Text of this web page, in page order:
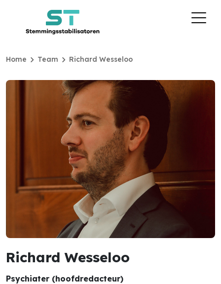
Home chevron_right Team chevron_right Richard Wesseloo
Richard Wesseloo
Psychiater (hoofdredacteur)